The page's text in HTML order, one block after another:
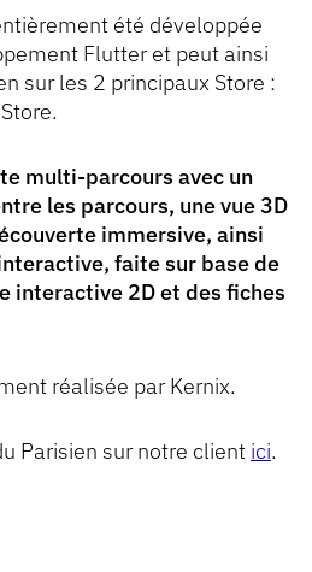
été développée
Flutter et peut ainsi
sur les 2 principaux Store :
multi-parcours avec un
les parcours, une vue 3D
immersive, ainsi
faite sur base de
interactive 2D et des fiches
réalisée par Kernix.
Parisien sur notre client ici.